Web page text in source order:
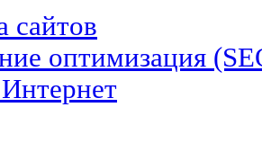
сайтов
оптимизация